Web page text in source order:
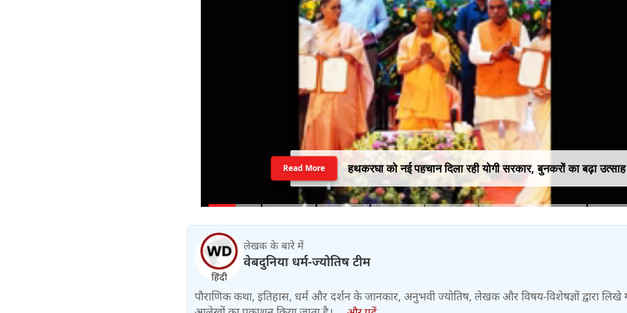
हथकरघा को नई पहचान दिला रही योगी सरकार, बुनकरों का बढ़ा उत्साह
Read More
लेखक के बारे में
वेबदुनिया धर्म-ज्योतिष टीम
पौराणिक कथा, इतिहास, धर्म और दर्शन के जानकार, अनुभवी ज्योतिष, लेखक और विषय-विशेषज्ञों द्वारा लिखे